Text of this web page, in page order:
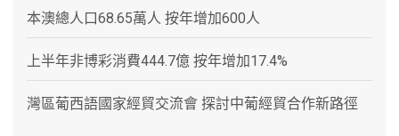
本澳總人口68.65萬人 按年增加600人
上半年非博彩消費444.7億 按年增加17.4%
灣區葡西語國家經貿交流會 探討中葡經貿合作新路徑